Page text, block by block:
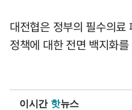
대전협은 정부의 필수의
정책에 대한 전면 백지화
이시간 핫뉴스